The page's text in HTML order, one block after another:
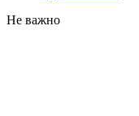
Не важно